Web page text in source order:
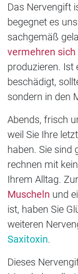
Das Nervengift
begegnet es
sachgemäß
vermehren
produzieren. Ist
beschädigt,
sondern in den
Abends, frisch
weil Sie Ihre
haben. Sie sind
rechnen mit
Ihrem Alltag.
Muscheln und
ist, haben Sie
weiteren
Saxitoxin.
Dieses